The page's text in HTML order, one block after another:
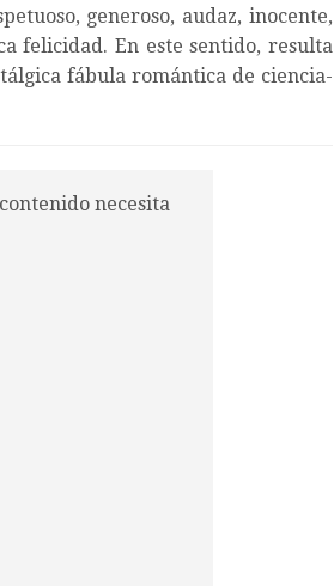
generoso, audaz, inocente,
felicidad. En este sentido, resulta
fábula romántica de ciencia-
necesita